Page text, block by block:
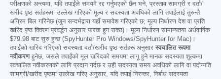
परीक्षणको अन्त्यमा, यदि तपाईंले समयमै रद्द गर्नुभएको छैन भने, प्रस्ताव सामग्री र दर्ता/
खरीद पृष्ठ सर्तहरूमा उल्लेख गरिएको मूल्य र सदस्यता अवधिको लागि तपाईंलाई तुरुन्तै
अग्रिम बिल गरिनेछ (जुन सन्दर्भद्वारा यहाँ समावेश गरिएको छ; मूल्य निर्धारण देश वा प्रति
खरिद पृष्ठ विवरण प्रवर्द्धन अनुसार फरक हुन सक्छ)। मूल्य निर्धारण सामान्यतया अर्धवार्षिक
$79.98 बाट सुरु हुन्छ (SpyHunter Pro Windows/SpyHunter for Mac)।
तपाईंको खरिद गरिएको सदस्यता दर्ता/खरीद पृष्ठ सर्तहरू अनुसार स्वचालित रूपमा
नवीकरणहुनेछ, जसले तपाईंको मूल खरिदको समयमा लागू हुने मानक सदस्यता शुल्कमा
स्वचालित नवीकरणको लागि प्रदान गर्दछ र उही सदस्यता समय अवधिको लागि वा पदोन्नति
सामग्री/खरीद पृष्ठमा उल्लेख गरिए अनुसार, यदि तपाईं निरन्तर, निर्बाध सदस्यता